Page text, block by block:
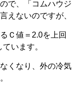
で、「コムハウジ
えないのですが、
Ｃ値＝2.0を上回
います。
くなり、外の冷気